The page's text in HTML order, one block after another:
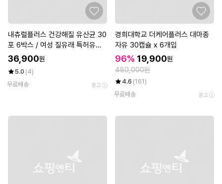
내츄럴플러스 건강해질 유산균 30
포 6박스 / 여성 질유래 특허유산
균 아연 함유
36,900원
5.0 (4)
무료배송
광고
경희대학교 더케어플러스 대마종
자유 30캡슐 x 6개입
96% 19,900원
480,000원
4.6 (161)
무료배송
광고